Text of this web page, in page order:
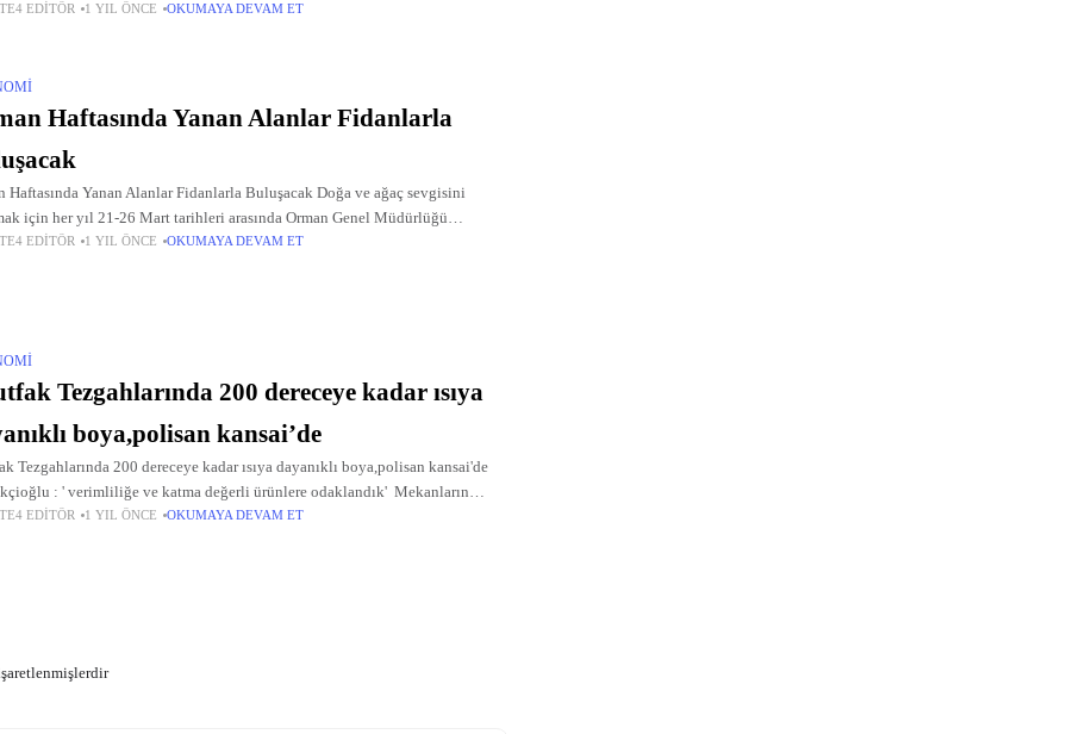
biri oldu.
EDITÖR 1 YIL ÖNCE OKUMAYA DEVAM ET
Haftasında Yanan Alanlar Fidanlarla
Haftasında Yanan Alanlar Fidanlarla Buluşacak Doğa ve ağaç sevgisini
için her yıl 21-26 Mart tarihleri arasında Orman Genel Müdürlüğü
tüm yurtta kutlanan Orman Haftası, bu yıl da
EDITÖR 1 YIL ÖNCE OKUMAYA DEVAM ET
Tezgahlarında 200 dereceye kadar ısıya
boya,polisan kansai’de
Tezgahlarında 200 dereceye kadar ısıya dayanıklı boya,polisan kansai'de
: ' verimliliğe ve katma değerli ürünlere odaklandık' Mekanların
tadilata girmeden, ren k katarak yenilemenin en pratik yolunu Polisan
EDITÖR 1 YIL ÖNCE OKUMAYA DEVAM ET